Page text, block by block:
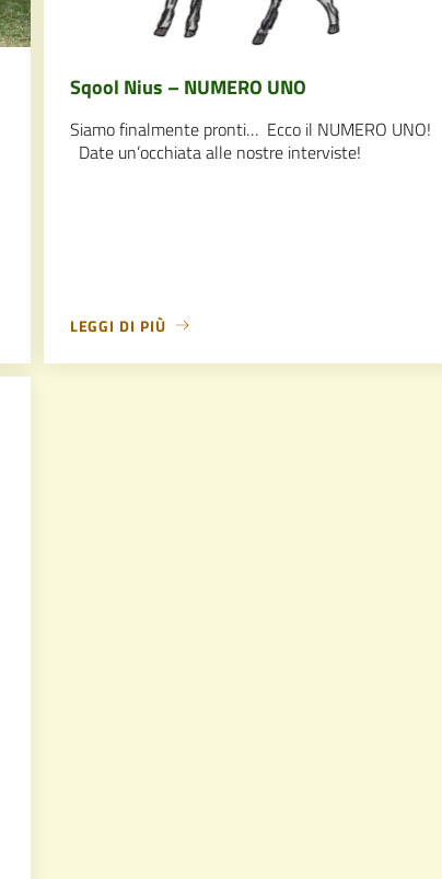
Sqool Nius – NUMERO UNO
Siamo finalmente pronti… Ecco il NUMERO UNO!
Date un’occhiata alle nostre interviste!
LEGGI DI PIÙ